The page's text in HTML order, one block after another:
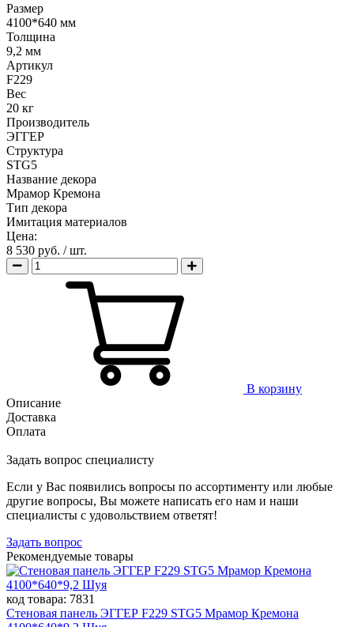
Размер
4100*640 мм
Толщина
9,2 мм
Артикул
F229
Вес
20 кг
Производитель
ЭГГЕР
Структура
STG5
Название декора
Мрамор Кремона
Тип декора
Имитация материалов
Цена:
8 530 руб. / шт.
В корзину
Описание
Доставка
Оплата
Задать вопрос специалисту
Если у Вас появились вопросы по ассортименту или любые
другие вопросы, Вы можете написать его нам и наши
специалисты с удовольствием ответят!
Задать вопрос
Рекомендуемые товары
код товара: 7831
Стеновая панель ЭГГЕР F229 STG5 Мрамор Кремона